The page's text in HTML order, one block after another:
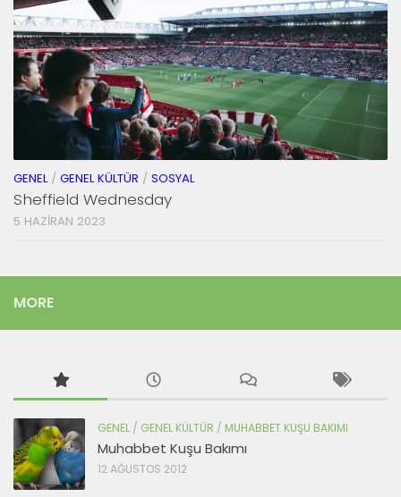
GENEL/ GENEL KÜLTÜR / SOSYAL
Sheffield Wednesday
5 HAZIRAN 2023
MORE
GENEL / GENEL KÜLTÜR / MUHABBET KUŞU BAKIMI
Muhabbet Kuşu Bakımı
12 AĞUSTOS 2012